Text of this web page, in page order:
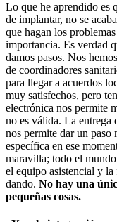
Lo que he aprendido es
de implantar, no se
que hagan los
importancia. Es verdad
damos pasos. Nos
de coordinadores
para llegar a acuerdos
muy satisfechos, pero
electrónica nos permite
no es válida. La entrega
nos permite dar un paso
específica en ese
maravilla; todo el
el equipo asistencial y la
dando. No hay una
pequeñas cosas.